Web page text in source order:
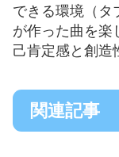
できる環境（タ
が作った曲を楽
己肯定感と創造
関連記事